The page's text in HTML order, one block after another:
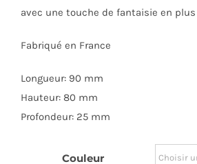
avec une touche de fantaisie en
Fabriqué en France
Longueur: 90 mm
Hauteur: 80 mm
Profondeur: 25 mm
Couleur